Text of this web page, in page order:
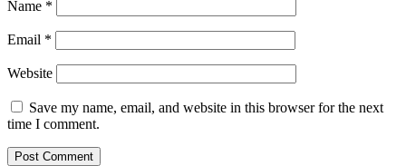
Name *
Email *
Website
Save my name, email, and website in this browser for the next
time I comment.